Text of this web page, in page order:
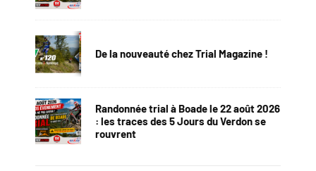
De la nouveauté chez Trial Magazine !
Randonnée trial à Boade le 22 août 2026
: les traces des 5 Jours du Verdon se
rouvrent